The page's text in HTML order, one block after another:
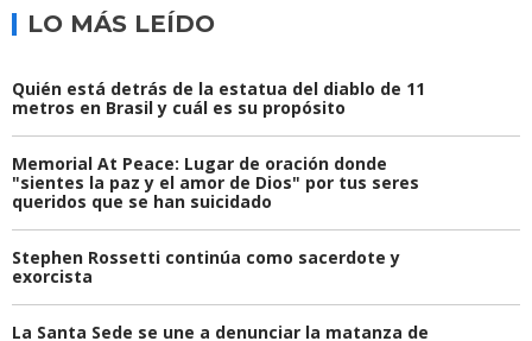
LO MÁS LEÍDO
Quién está detrás de la estatua del diablo de 11
metros en Brasil y cuál es su propósito
Memorial At Peace: Lugar de oración donde
"sientes la paz y el amor de Dios" por tus seres
queridos que se han suicidado
Stephen Rossetti continúa como sacerdote y
exorcista
La Santa Sede se une a denunciar la matanza de